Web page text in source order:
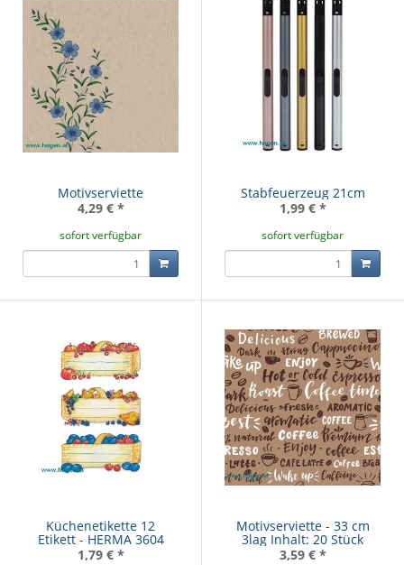
Motivserviette
4,29 € *
sofort verfügbar
Stabfeuerzeug 21cm
1,99 € *
sofort verfügbar
Küchenetikette 12
Etikett - HERMA 3604
1,79 € *
Motivserviette - 33 cm
3lag Inhalt: 20 Stück
3,59 € *